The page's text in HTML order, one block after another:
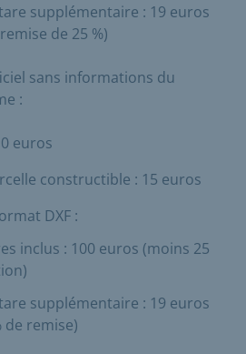
supplémentaire : 19 euros
de 25 %)
sans informations du
:
euros
constructible : 15 euros
DXF :
inclus : 100 euros (moins 25
supplémentaire : 19 euros
de remise)